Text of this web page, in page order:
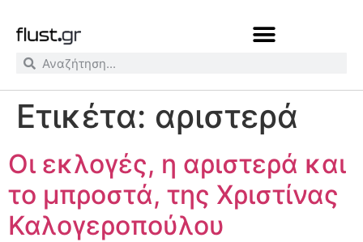
Ετικέτα: αριστερά
Οι εκλογές, η αριστερά και
το μπροστά, της Χριστίνας
Καλογεροπούλου